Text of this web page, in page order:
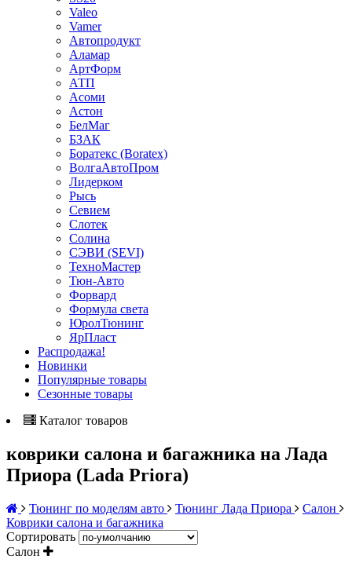
Valeo
Vamer
Автопродукт
Аламар
АртФорм
АТП
Асоми
Астон
БелМаг
БЗАК
Боратекс (Boratex)
ВолгаАвтоПром
Лидерком
Рысь
Севием
Слотек
Солина
СЭВИ (SEVI)
ТехноМастер
Тюн-Авто
Форвард
Формула света
ЮролТюнинг
ЯрПласт
Распродажа!
Новинки
Популярные товары
Сезонные товары
Каталог товаров
коврики салона и багажника на Лада
Приора (Lada Priora)
Тюнинг по моделям авто Тюнинг Лада Приора
Салон
Коврики салона и багажника
Сортировать
Салон